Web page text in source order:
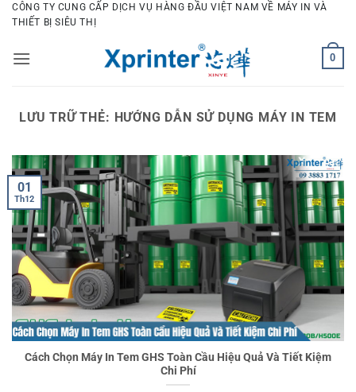
Bỏ
qua
dung
CÔNG TY CUNG CẤP DỊCH VỤ HÀNG ĐẦU VIỆT NAM VỀ MÁY IN VÀ
THIẾT BỊ SIÊU THỊ
0
LƯU TRỮ THẺ: HƯỚNG DẪN SỬ DỤNG MÁY IN TEM
Cách Chọn Máy In Tem GHS Toàn Cầu Hiệu Quả Và Tiết Kiệm
Chi Phí
01
Th12